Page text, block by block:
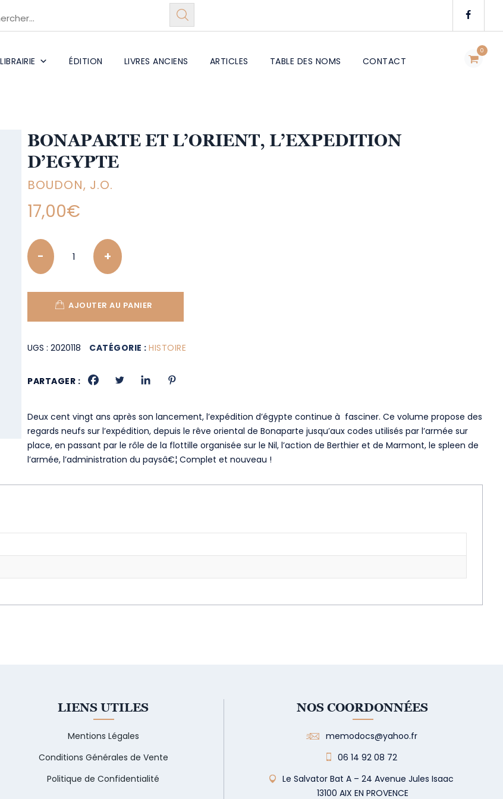
0
LIBRAIRIE ÉDITION LIVRES ANCIENS ARTICLES TABLE DES NOMS CONTACT
BONAPARTE ET L’ORIENT, L’EXPEDITION
D’EGYPTE
BOUDON, J.O.
17,00€
Quantity
AJOUTER AU PANIER
UGS :2020118 CATÉGORIE :HISTOIRE
PARTAGER :
Deux cent vingt ans après son lancement, l’expédition d’égypte continue à fasciner. Ce volume propose des
regards neufs sur l’expédition, depuis le rêve oriental de Bonaparte jusqu’aux codes utilisés par l’armée sur
place, en passant par le rôle de la flottille organisée sur le Nil, l’action de Berthier et de Marmont, le spleen de
l’armée, l’administration du paysâ€¦ Complet et nouveau !
LIENS UTILES
Mentions Légales
Conditions Générales de Vente
Politique de Confidentialité
NOS COORDONNÉES
memodocs@yahoo.fr
06 14 92 08 72
Le Salvator Bat A – 24 Avenue Jules Isaac
13100 AIX EN PROVENCE